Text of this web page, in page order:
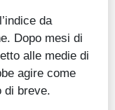
da
Dopo mesi di
alle medie di
agire come
di breve.